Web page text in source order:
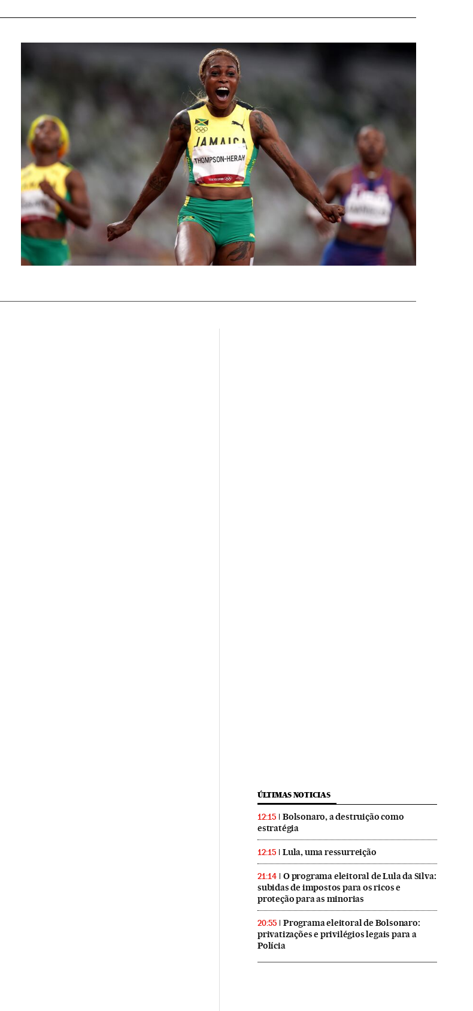
ÚLTIMAS NOTICIAS
12:15
Bolsonaro, a destruição como
estratégia
12:15 Lula, uma ressurreição
21:14
O programa eleitoral de Lula da Silva:
subidas de impostos para os ricos e
proteção para as minorias
20:55
Programa eleitoral de Bolsonaro:
privatizações e privilégios legais para a
Polícia